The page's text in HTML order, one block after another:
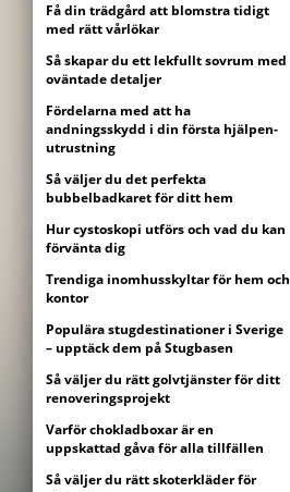
Få din trädgård att blomstra tidigt
med rätt vårlökar
Så skapar du ett lekfullt sovrum med
oväntade detaljer
Fördelarna med att ha
andningsskydd i din första hjälpen-
utrustning
Så väljer du det perfekta
bubbelbadkaret för ditt hem
Hur cystoskopi utförs och vad du kan
förvänta dig
Trendiga inomhusskyltar för hem och
kontor
Populära stugdestinationer i Sverige
– upptäck dem på Stugbasen
Så väljer du rätt golvtjänster för ditt
renoveringsprojekt
Varför chokladboxar är en
uppskattad gåva för alla tillfällen
Så väljer du rätt skoterkläder för